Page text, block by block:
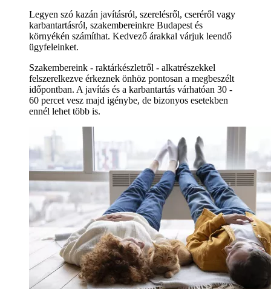
Legyen szó kazán javításról, szerelésről, cseréről vagy
karbantartásról, szakembereinkre Budapest és
környékén számíthat. Kedvező árakkal várjuk leendő
ügyfeleinket.
Szakembereink - raktárkészletről - alkatrészekkel
felszerelkezve érkeznek önhöz pontosan a megbeszélt
időpontban. A javítás és a karbantartás várhatóan 30 -
60 percet vesz majd igénybe, de bizonyos esetekben
ennél lehet több is.